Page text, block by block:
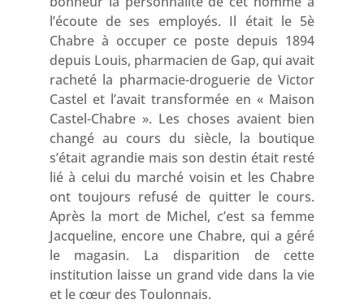
l’écoute de ses employés. Il était le 5è
Chabre à occuper ce poste depuis 1894
depuis Louis, pharmacien de Gap, qui avait
racheté la pharmacie-droguerie de Victor
Castel et l’avait transformée en « Maison
Castel-Chabre ». Les choses avaient bien
changé au cours du siècle, la boutique
s’était agrandie mais son destin était resté
lié à celui du marché voisin et les Chabre
ont toujours refusé de quitter le cours.
Après la mort de Michel, c’est sa femme
Jacqueline, encore une Chabre, qui a géré
le magasin. La disparition de cette
institution laisse un grand vide dans la vie
et le cœur des Toulonnais.